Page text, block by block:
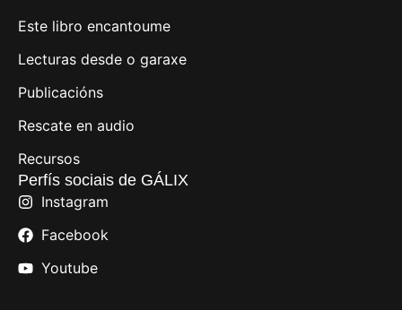
Este libro encantoume
Lecturas desde o garaxe
Publicacións
Rescate en audio
Recursos
Perfís sociais de GÁLIX
Instagram
Facebook
Youtube